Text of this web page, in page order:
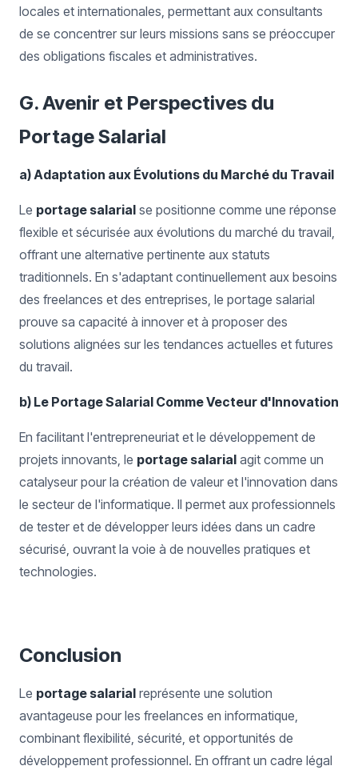
locales et internationales, permettant aux consultants
de se concentrer sur leurs missions sans se préoccuper
des obligations fiscales et administratives.
G. Avenir et Perspectives du
Portage Salarial
a) Adaptation aux Évolutions du Marché du Travail
Le portage salarial se positionne comme une réponse
flexible et sécurisée aux évolutions du marché du travail,
offrant une alternative pertinente aux statuts
traditionnels. En s'adaptant continuellement aux besoins
des freelances et des entreprises, le portage salarial
prouve sa capacité à innover et à proposer des
solutions alignées sur les tendances actuelles et futures
du travail.
b) Le Portage Salarial Comme Vecteur d'Innovation
En facilitant l'entrepreneuriat et le développement de
projets innovants, le portage salarial agit comme un
catalyseur pour la création de valeur et l'innovation dans
le secteur de l'informatique. Il permet aux professionnels
de tester et de développer leurs idées dans un cadre
sécurisé, ouvrant la voie à de nouvelles pratiques et
technologies.
Conclusion
Le portage salarial représente une solution
avantageuse pour les freelances en informatique,
combinant flexibilité, sécurité, et opportunités de
développement professionnel. En offrant un cadre légal